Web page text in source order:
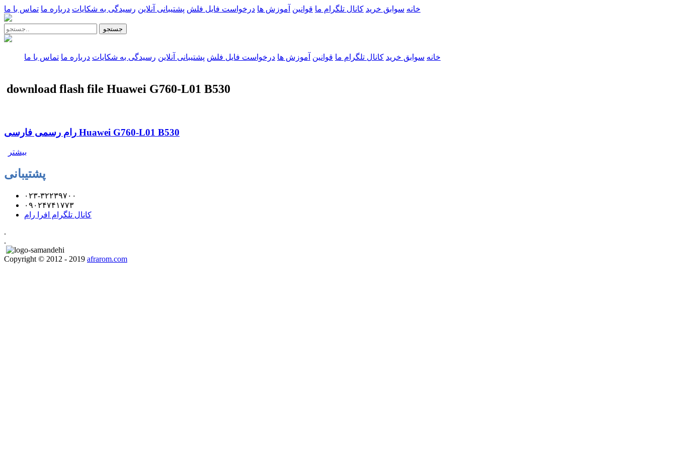
خانه سوابق خرید کانال تلگرام ما قوانین آموزش ها درخواست فایل فلش پشتیبانی آنلاین رسیدگی به شکایات درباره ما تماس با ما
جستجو
خانه سوابق خرید کانال تلگرام ما قوانین آموزش ها درخواست فایل فلش پشتیبانی آنلاین رسیدگی به شکایات درباره ما تماس با ما
download flash file Huawei G760-L01 B530
رام رسمی فارسی Huawei G760-L01 B530
بیشتر
پشتیبانی
۰۲۳-۳۲۲۳۹۷۰۰
۰۹۰۲۴۷۴۱۷۷۳
کانال تلگرام افرا رام
.
.
Copyright © 2012 - 2019 afrarom.com